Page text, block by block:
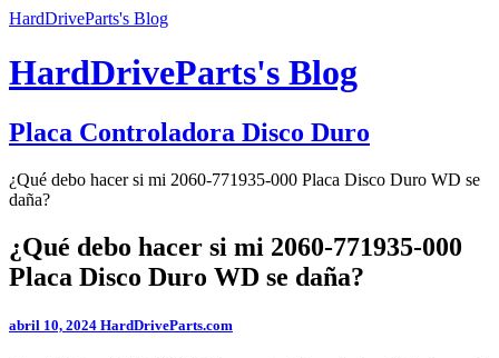
HardDriveParts's Blog
HardDriveParts's Blog
Placa Controladora Disco Duro
¿Qué debo hacer si mi 2060-771935-000 Placa Disco Duro WD se
daña?
¿Qué debo hacer si mi 2060-771935-000
Placa Disco Duro WD se daña?
abril 10, 2024 HardDriveParts.com